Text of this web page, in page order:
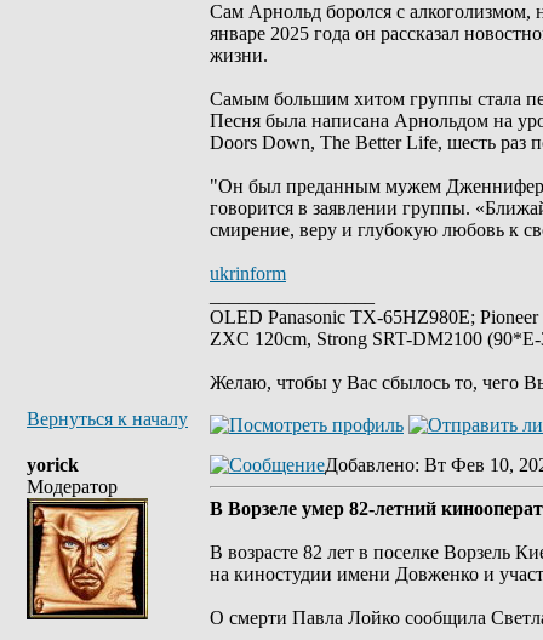
Сам Арнольд боролся с алкоголизмом,
январе 2025 года он рассказал
жизни.
Самым большим хитом группы стала
Песня была написана Арнольдом на
Doors Down, The Better Life, шесть раз
"Он был преданным мужем Дженнифер и
говорится в заявлении группы.
смирение, веру и глубокую любовь к
ukrinform
OLED Panasonic TX-65HZ980E;
ZXC 120cm, Strong SRT-DM2100
Желаю, чтобы у Вас сбылось то, чего
Вернуться к началу
yorick
Модератор
Добавлено: Вт Фев 10,
В Ворзеле умер 82-летний
В возрасте 82 лет в поселке Ворзель
на киностудии имени Довженко и
О смерти Павла Лойко сообщила